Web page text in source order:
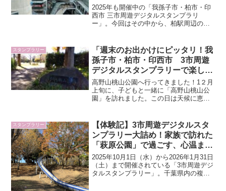
2025年も開催中の「我孫子市・柏市・印
西市 三市周遊デジタルスタンプラリ
ー」。今回はその中から、柏駅周辺のス
ン。想像以上に見どころが多く、「こん
な場所が柏にあったなん...
スタンプラリー
「週末のお出かけにピッタリ！我
孫子市・柏市・印西市 3市周遊
デジタルスタンプラリーで楽しむ
家族の冒険物語」第13弾（我孫子
市編）
高野山桃山公園へ行ってきました！1２月
上旬に、子どもと一緒に「高野山桃山公
園」を訪れました。この日は天候に恵ま
美しさを楽しめました。今年は暖かい日
が続いていましたが、1...
スタンプラリー
【体験記】3市周遊デジタルスタ
ンプラリー大詰め！家族で訪れた
「萩原公園」で過ごす、心温まる
週末時間
2025年10月1日（水）から2026年1月31日
（土）まで開催されている「3市周遊デジ
タルスタンプラリー」。千葉県内の複数